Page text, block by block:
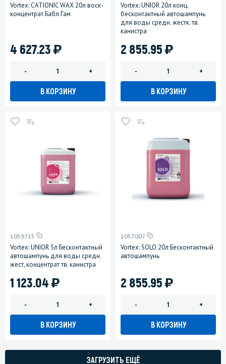
Vortex: CATIONIC WAX 20л воск-
концентрат Бабл Гам
4 627.23)
- +
В КОРЗИНУ
Vortex: UNIOR 20л конц.
бесконтактный автошампунь
для воды средн. жестк. тв.
канистра
2 855.95)
- +
В КОРЗИНУ
1059715
Vortex: UNIOR 5л Бесконтактный
автошампунь для воды средн.
жест, концентрат тв. канистра
1 123.04)
- +
В КОРЗИНУ
1057007
Vortex: SOLO 20л Бесконтактный
автошампунь
2 855.95)
- +
В КОРЗИНУ
ЗАГРУЗИТЬ ЕЩЁ